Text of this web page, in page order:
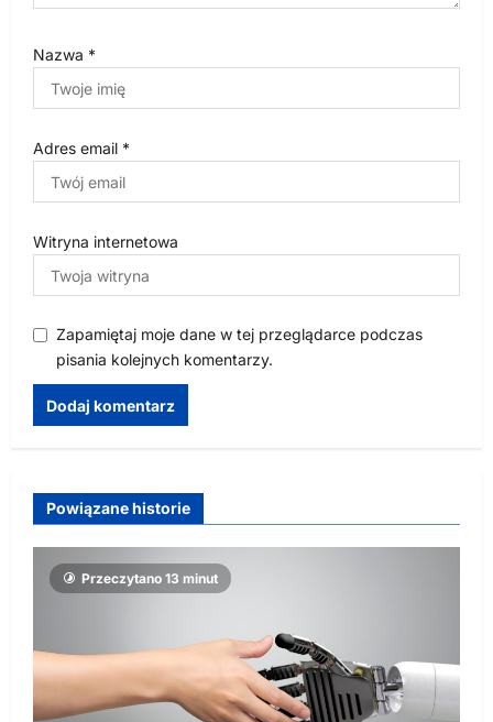
Nazwa *
Adres email *
Witryna internetowa
Zapamiętaj moje dane w tej przeglądarce podczas
pisania kolejnych komentarzy.
Powiązane historie
Przeczytano 13 minut